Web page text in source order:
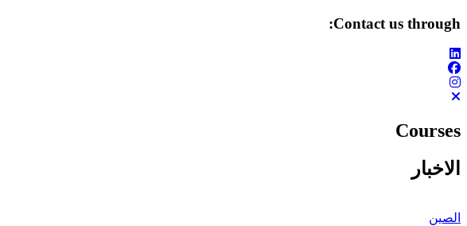
تجاوز
المحتوى
الرئيسي
Contact us through:
Courses
الاخبار
الصين